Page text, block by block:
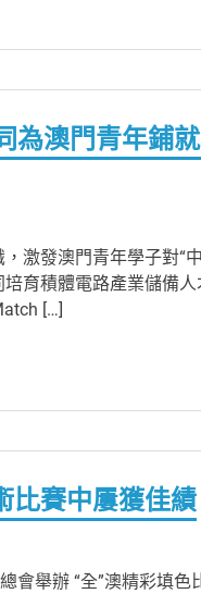
為澳門青年鋪就
發澳門青年學子對“
育積體電路產業儲備
[…]
比賽中屢獲佳績
舉辦 “全”澳精彩填色